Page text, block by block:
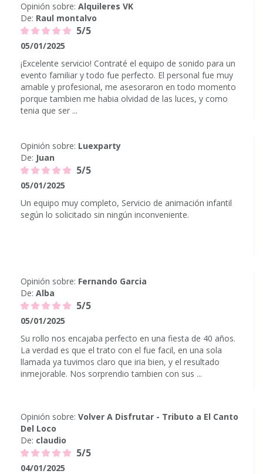
Opinión sobre: Alquileres VK
De: Raul montalvo
5/5
05/01/2025
¡Excelente servicio! Contraté el equipo de sonido para un
evento familiar y todo fue perfecto. El personal fue muy
amable y profesional, me asesoraron en todo momento
porque tambien me habia olvidad de las luces, y como
tenia que ser ...
Opinión sobre: Luexparty
De: Juan
5/5
05/01/2025
Un equipo muy completo, Servicio de animación infantil
según lo solicitado sin ningún inconveniente.
Opinión sobre: Fernando Garcia
De: Alba
5/5
05/01/2025
Su rollo nos encajaba perfecto en una fiesta de 40 años.
La verdad es que el trato con el fue facil, en una sola
llamada ya tuvimos claro que iria bien, y el resultado
inmejorable. Nos sorprendio tambien con sus ...
Opinión sobre: Volver A Disfrutar - Tributo a El Canto
Del Loco
De: claudio
5/5
04/01/2025